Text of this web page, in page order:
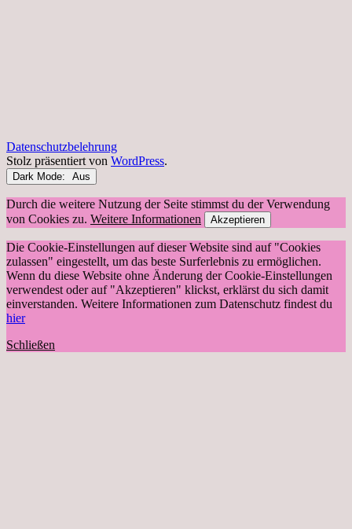
Datenschutzbelehrung
Stolz präsentiert von WordPress.
Dark Mode:
Durch die weitere Nutzung der Seite stimmst du der Verwendung
von Cookies zu. Weitere Informationen Akzeptieren
Die Cookie-Einstellungen auf dieser Website sind auf "Cookies
zulassen" eingestellt, um das beste Surferlebnis zu ermöglichen.
Wenn du diese Website ohne Änderung der Cookie-Einstellungen
verwendest oder auf "Akzeptieren" klickst, erklärst du sich damit
einverstanden. Weitere Informationen zum Datenschutz findest du
hier
Schließen